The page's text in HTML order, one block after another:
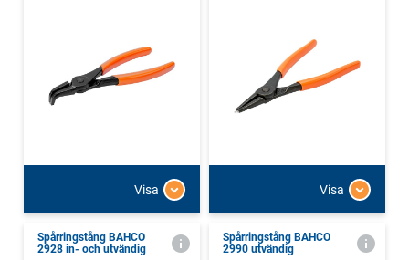
Visa Visa
Spårringstång BAHCO
2928 in- och utvändig
Spårringstång BAHCO
2990 utvändig